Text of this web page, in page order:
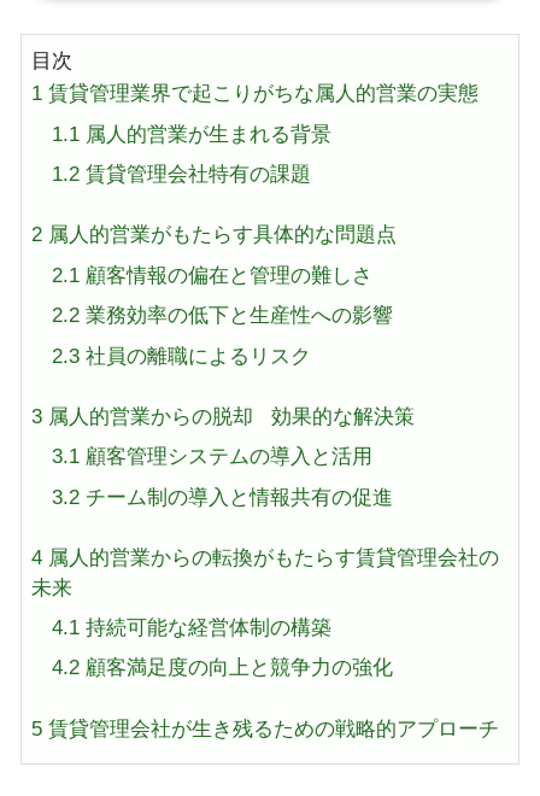
目次
1 賃貸管理業界で起こりがちな属人的営業の実態
1.1属人的営業が生まれる背景
1.2賃貸管理会社特有の課題
2 属人的営業がもたらす具体的な問題点
2.1顧客情報の偏在と管理の難しさ
2.2業務効率の低下と生産性への影響
2.3社員の離職によるリスク
3 属人的営業からの脱却 効果的な解決策
3.1顧客管理システムの導入と活用
3.2チーム制の導入と情報共有の促進
4 属人的営業からの転換がもたらす賃貸管理会社の
未来
4.1持続可能な経営体制の構築
4.2顧客満足度の向上と競争力の強化
5 賃貸管理会社が生き残るための戦略的アプローチ